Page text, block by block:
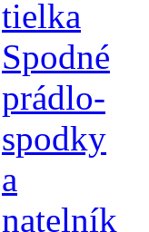
tielka
Spodné
prádlo-
spodky
a
natelník